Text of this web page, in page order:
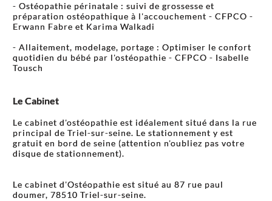
- Ostéopathie périnatale : suivi de grossesse et
préparation ostéopathique à l'accouchement - CFPCO -
Erwann Fabre et Karima Walkadi
- Allaitement, modelage, portage : Optimiser le confort
quotidien du bébé par l'ostéopathie - CFPCO - Isabelle
Tousch
Le Cabinet
Le cabinet d'ostéopathie est idéalement situé dans la rue
principal de Triel-sur-seine. Le stationnement y est
gratuit en bord de seine (attention n'oubliez pas votre
disque de stationnement).
Le cabinet d'Ostéopathie est situé au 87 rue paul
doumer, 78510 Triel-sur-seine.